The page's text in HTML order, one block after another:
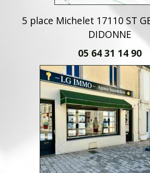
5 place Michelet 17110 ST
DIDONNE
05 64 31 14 90